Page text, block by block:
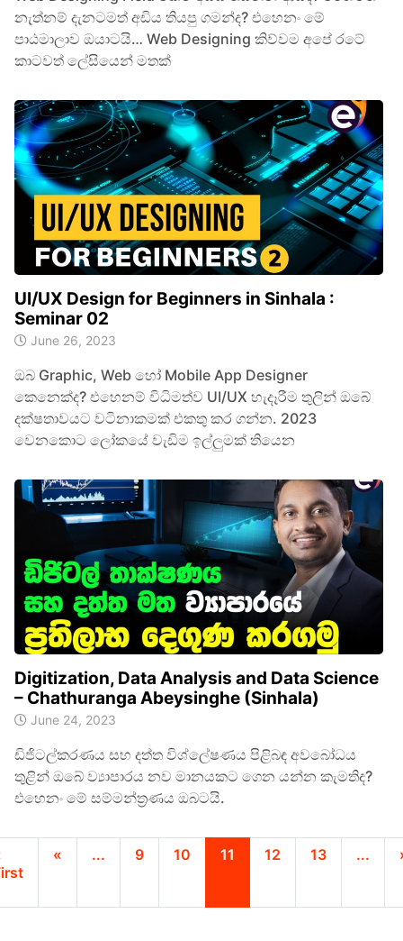
නැත්නම් දැනටමත් අඩිය තියපු ගමන්ද? එහෙනං මේ
පාඨමාලාව ඔයාටයි… Web Designing කිව්වම අපේ රටේ
කාටවත් ලේසියෙන් මතක්
UI/UX Design for Beginners in Sinhala :
Seminar 02
June 26, 2023
ඔබ Graphic, Web හෝ Mobile App Designer
කෙනෙක්ද? එහෙනම් විධිමත්ව UI/UX හැදෑරීම තුලින් ඔබේ
දක්ෂතාවයට වටිනාකමක් එකතු කර ගන්න. 2023
වෙනකොට ලෝකයේ වැඩිම ඉල්ලුමක් තියෙන
Digitization, Data Analysis and Data Science
– Chathuranga Abeysinghe (Sinhala)
June 24, 2023
ඩිජිටල්කරණය සහ දත්‍ත විශ්ලේෂණය පිළිබඳ අවබෝධය
තුළින් ඔබේ ව්‍යාපාරය නව මානයකට ගෙන යන්න කැමතිද?
එහෙනං මේ සම්මන්ත්‍රණය ඔබටයි.
« ... 9 10 11 12 13 ...